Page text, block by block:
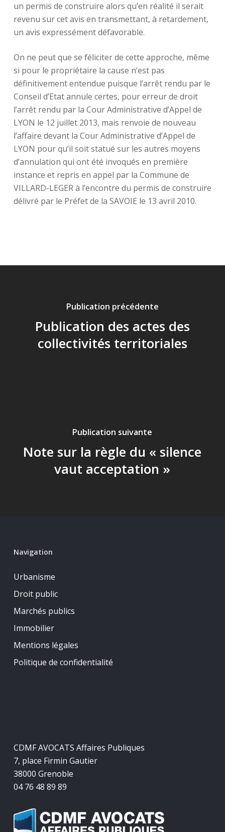
un permis de construire alors qu’en réalité il serait
revenu sur cet avis en transmettant, à retardement,
un avis expressément défavorable.
On ne peut que se féliciter de cette approche, même
si pour le propriétaire la cause n’est pas
définitivement entendue puisque l’arrêt rendu par le
Conseil d’Etat annule certes, pour erreur de droit
l’arrêt rendu par la Cour Administrative d’Appel de
LYON le 12 juillet 2013, mais renvoie de nouveau
l’affaire devant la Cour Administrative d’Appel de
LYON pour qu’il soit statué sur les autres moyens
d’annulation qui ont été invoqués en première
instance et repris en appel par la Commune de
VILLARD-LEGER à l’encontre du permis de construire
délivré par le Préfet de la SAVOIE le 13 avril 2010.
Publication précédente
Publication des actes des
collectivités territoriales
Publication suivante
Note sur la règle du « silence
vaut acceptation »
Navigation
Urbanisme
Droit public
Marchés publics
Immobilier
Mentions légales
Politique de confidentialité
CDMF AVOCATS Affaires Publiques
7, place Firmin Gautier
38000 Grenoble
04 76 48 89 89